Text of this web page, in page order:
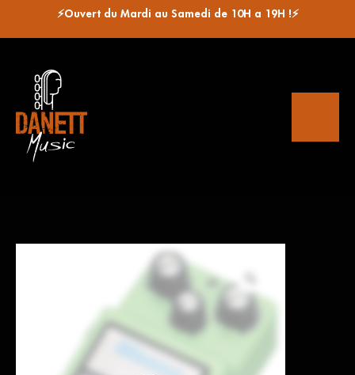
⚡Ouvert du Mardi au Samedi de 10H a 19H !⚡